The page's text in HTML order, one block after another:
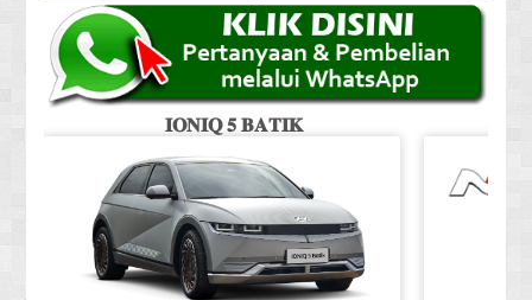
𝐈𝐎𝐍𝐈𝐐 𝟓 𝐁𝐀𝐓𝐈𝐊